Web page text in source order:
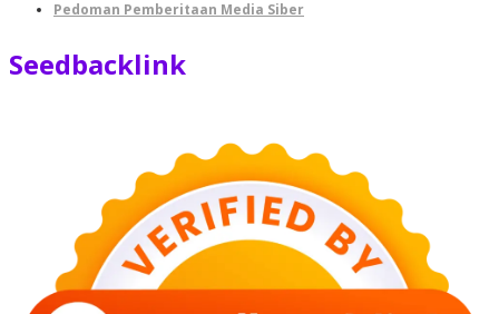
Pedoman Pemberitaan Media Siber
Seedbacklink